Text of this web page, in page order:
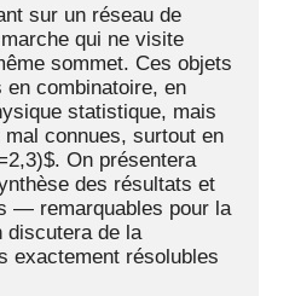
sur un réseau de
qui ne visite
sommet. Ces objets
en combinatoire, en
statistique, mais
connues, surtout en
On présentera
des résultats et
— remarquables pour la
discutera de la
exactement résolubles